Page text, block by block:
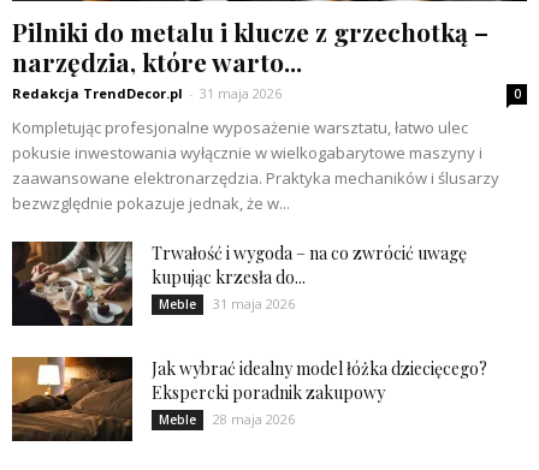
Pilniki do metalu i klucze z grzechotką –
narzędzia, które warto...
Redakcja TrendDecor.pl - 31 maja 2026 0
Kompletując profesjonalne wyposażenie warsztatu, łatwo ulec
pokusie inwestowania wyłącznie w wielkogabarytowe maszyny i
zaawansowane elektronarzędzia. Praktyka mechaników i ślusarzy
bezwzględnie pokazuje jednak, że w...
Trwałość i wygoda – na co zwrócić uwagę
kupując krzesła do...
Meble 31 maja 2026
Jak wybrać idealny model łóżka dziecięcego?
Ekspercki poradnik zakupowy
Meble 28 maja 2026